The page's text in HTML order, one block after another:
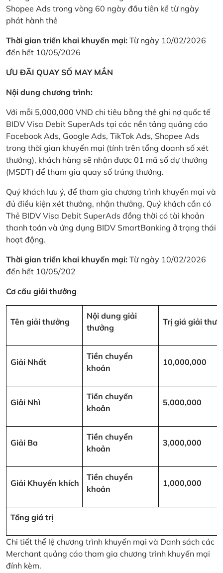
Shopee Ads trong vòng 60 ngày đầu tiên kể từ ngày
phát hành thẻ
Thời gian triển khai khuyến mại: Từ ngày 10/02/2026
đến hết 10/05/2026
ƯU ĐÃI QUAY SỐ MAY MẮN
Nội dung chương trình:
Với mỗi 5,000,000 VND chi tiêu bằng thẻ ghi nợ quốc tế
BIDV Visa Debit SuperAds tại các nền tảng quảng cáo
Facebook Ads, Google Ads, TikTok Ads, Shopee Ads
trong thời gian khuyến mại (tính trên tổng doanh số xét
thưởng), khách hàng sẽ nhận được 01 mã số dự thưởng
(MSDT) để tham gia quay số trúng thưởng.
Quý khách lưu ý, để tham gia chương trình khuyến mại và
đủ điều kiện xét thưởng, nhận thưởng, Quý khách cần có
Thẻ BIDV Visa Debit SuperAds đồng thời có tài khoản
thanh toán và ứng dụng BIDV SmartBanking ở trạng thái
hoạt động.
Thời gian triển khai khuyến mại: Từ ngày 10/02/2026
đến hết 10/05/202
Cơ cấu giải thưởng
Tên giải thưởng
Nội dung giải
thưởng
Trị giá giải
Giải Nhất
Tiền chuyển
khoản
10,000,000
Giải Nhì
Tiền chuyển
khoản
5,000,000
Giải Ba
Tiền chuyển
khoản
3,000,000
Giải Khuyến khích
Tiền chuyển
khoản
1,000,000
Tổng giá trị
Chi tiết thể lệ chương trình khuyến mại và Danh sách các
Merchant quảng cáo tham gia chương trình khuyến mại
đính kèm.